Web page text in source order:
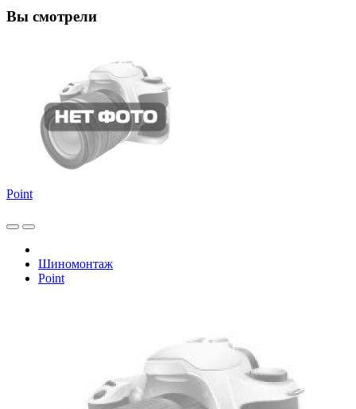
Вы смотрели
Point
Шиномонтаж
Point